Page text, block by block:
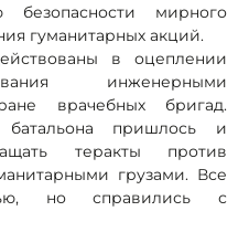
мирного
гуманитарных акций.
в оцеплении
инженерными
врачебных бригад.
пришлось и
теракты против
грузами. Все
но справились с